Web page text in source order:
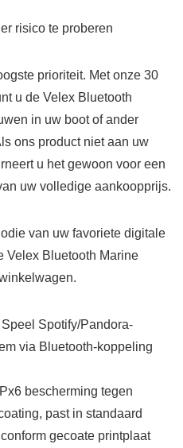
risico te proberen
prioriteit. Met onze 30
u de Velex Bluetooth
in uw boot of ander
ons product niet aan uw
u het gewoon voor een
uw volledige aankoopprijs.
van uw favoriete digitale
Velex Bluetooth Marine
Spotify/Pandora-
via Bluetooth-koppeling
bescherming tegen
past in standaard
gecoate printplaat